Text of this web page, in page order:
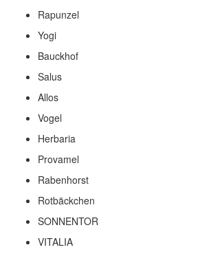
Rapunzel
Yogi
Bauckhof
Salus
Allos
Vogel
Herbaria
Provamel
Rabenhorst
Rotbäckchen
SONNENTOR
VITALIA